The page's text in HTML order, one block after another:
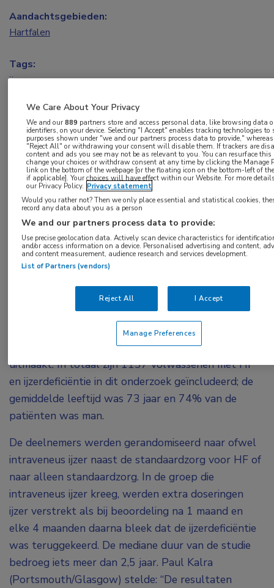
Langdurige behandeling met intraveneus
toegediend ijzer verbetert de symptomen en
zorgt voor minder recidief ziekenhuisopnamen bij
mensen met HF en ijzerdeficiëntie. Deze
behandeling wordt goed verdragen; patiënten
gaven door middel van vragenlijsten over de
kwaliteit van leven aan dat ze zich na deze
behandeling beter voelden.
In de IRONMAN study werd onderzocht of
uitkomsten verbeterde bij volwassenen met
hartfalen (HF) en ijzerdeficiëntie in vergelijking met
de huidige door de richtlijnen aanbevolen zorg,
waarvan intraveneuze ijzerbehandeling geen deel
uitmaakt. In totaal zijn 1137 volwassenen met HF
en ijzerdeficiëntie in dit onderzoek geïncludeerd; de
gemiddelde leeftijd was 73 jaar en 74% van de
patiënten was man.
De deelnemers werden gerandomiseerd naar ofwel
intraveneus ijzer naast de standaardzorg voor HF of
naar alleen standaardzorg. In de groep die
intraveneus ijzer kreeg, werden extra doseringen
ijzer verstrekt als bij beoordeling na 1 maand en
elke 4 maanden daarna bleek dat de ijzerdeficiëntie
was teruggekeerd. De mediane duur van de studie
bedroeg iets meer dan 2,5 jaar. Paul Kalra
(Portsmouth/Glasgow) stelde: “De resultaten
Aandachtsgebieden:
Hartfalen
Tags:
ijzer
We Care About Your Privacy
We and our889 partners store and access personal data, like browsing data
identifiers, on your device. Selecting "I Accept" enables tracking technologies to
purposes shown under "we and our partners process data to provide,"
"Reject All" or withdrawing your consent will disable them. If trackers are
content and ads you see may not be as relevant to you. You can resurface
change your choices or withdraw consent at any time by clicking the Manage
link on the bottom of the webpage [or the floating icon on the bottom-left of
if applicable]. Your choices will have effect within our Website. For more
our Privacy Policy. Privacy statement
Would you rather not? Then we only place essential and statistical cookies,
record any data about you as a person
We and our partners process data to provide:
Use precise geolocation data. Actively scan device characteristics for
and/or access information on a device. Personalised advertising and content,
and content measurement, audience research and services development.
List of Partners (vendors)
Reject All I Accept
Manage Preferences